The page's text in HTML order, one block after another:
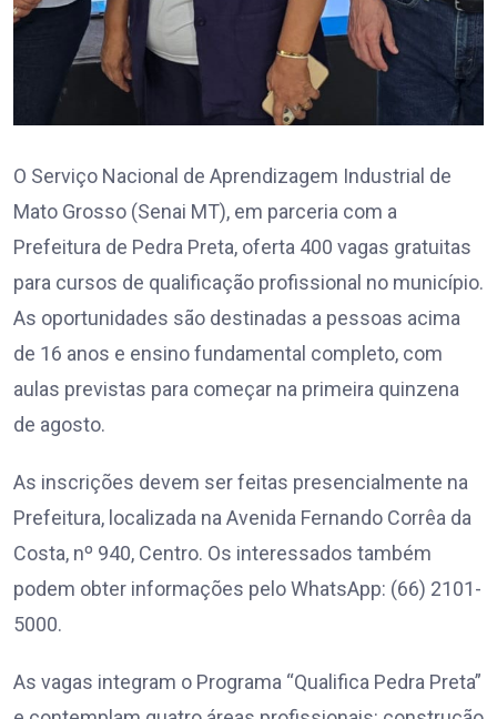
O Serviço Nacional de Aprendizagem Industrial de
Mato Grosso (Senai MT), em parceria com a
Prefeitura de Pedra Preta, oferta 400 vagas gratuitas
para cursos de qualificação profissional no município.
As oportunidades são destinadas a pessoas acima
de 16 anos e ensino fundamental completo, com
aulas previstas para começar na primeira quinzena
de agosto.
As inscrições devem ser feitas presencialmente na
Prefeitura, localizada na Avenida Fernando Corrêa da
Costa, nº 940, Centro. Os interessados também
podem obter informações pelo WhatsApp: (66) 2101-
5000.
As vagas integram o Programa “Qualifica Pedra Preta”